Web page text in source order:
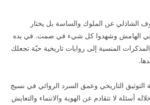
الشاذلي عن الملوك والساسة بل يختار
في الهامش وشهدوا كل شيء في صمت. في يده
المنسية إلى روايات تاريخية حيّة تجعلك
التوثيق التاريخي وعمق السرد الروائي في نسيج
أسئلة لا تتقادم عن الهوية والانتماء والتعايش